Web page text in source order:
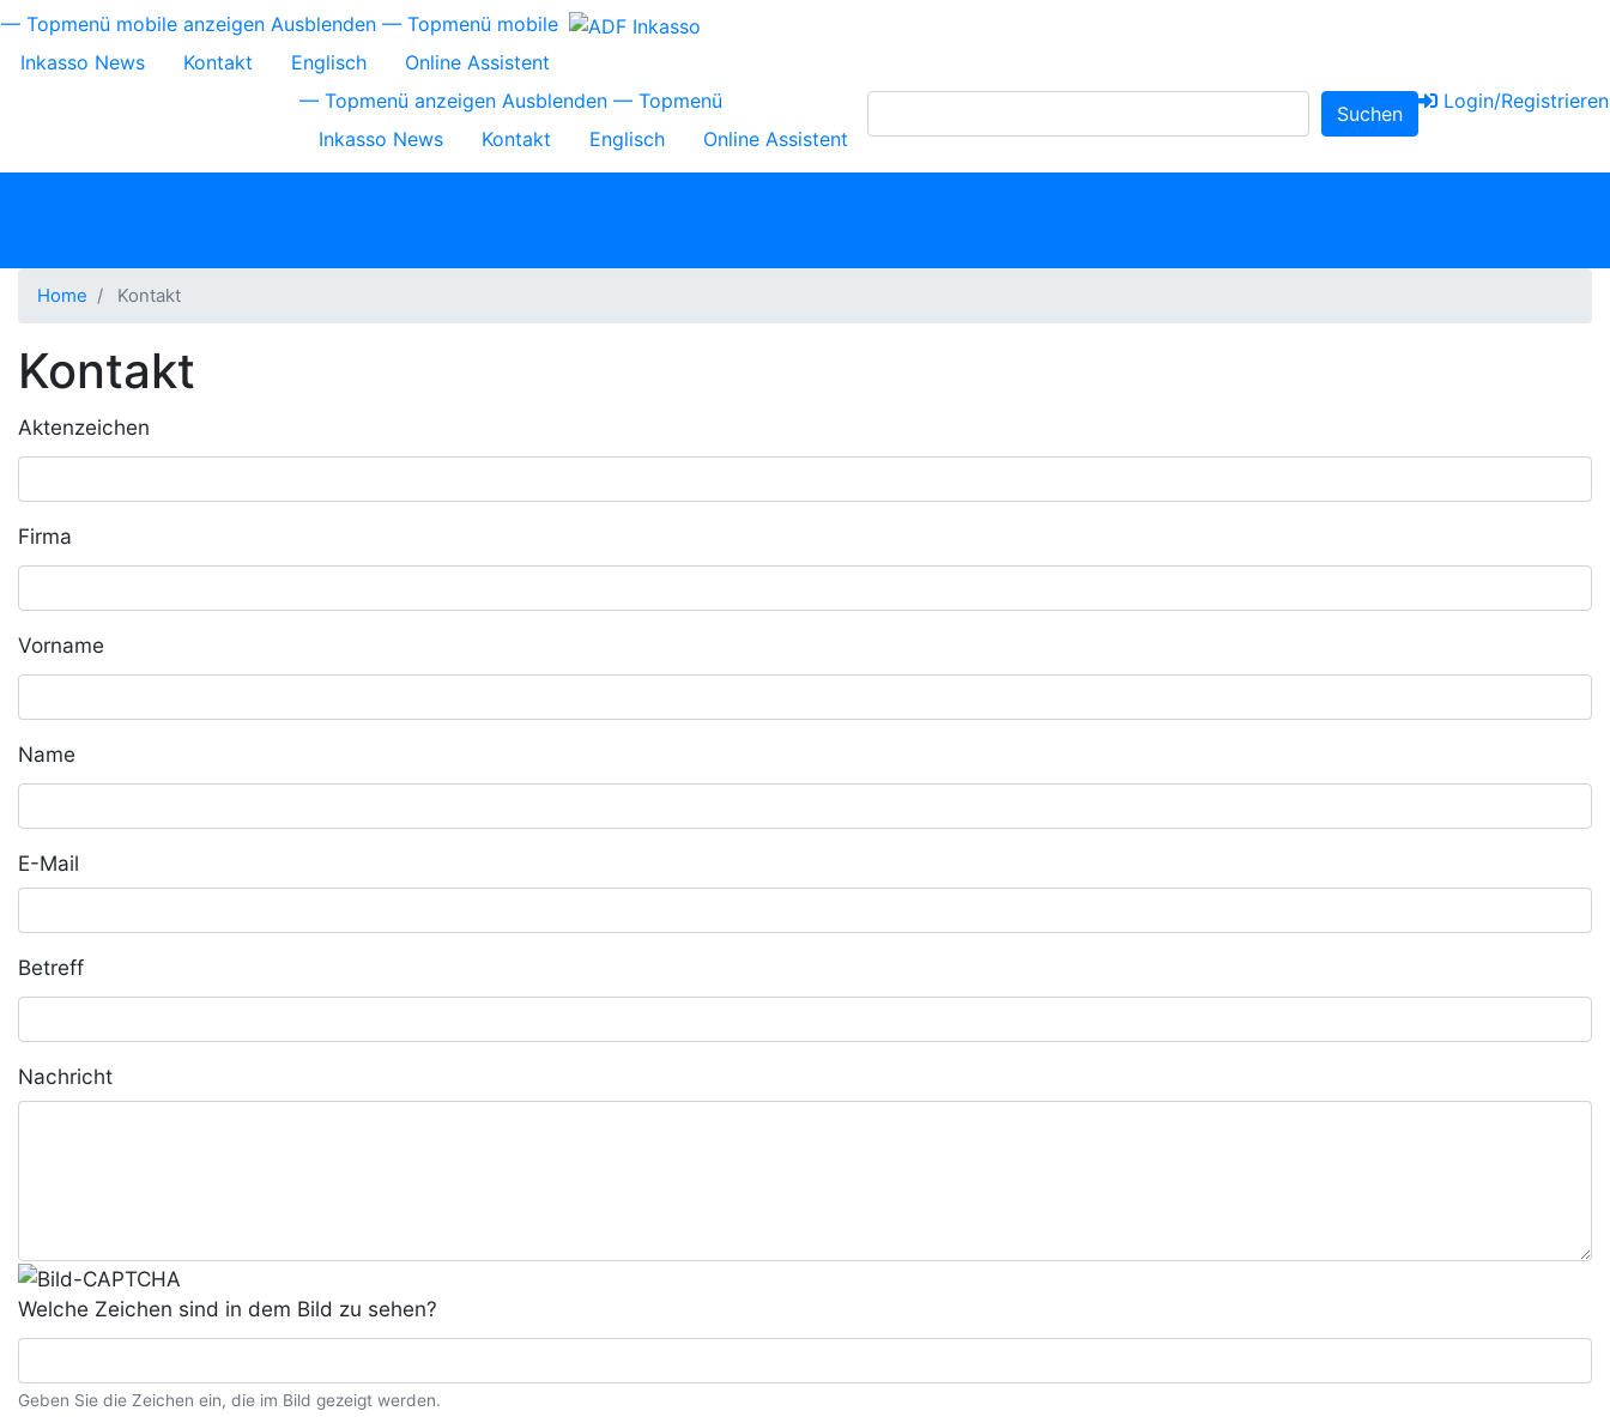
Direkt
Inhalt
Topmenü
mobile
— Topmenü mobile anzeigen Ausblenden — Topmenü mobile
Inkasso News
Kontakt Englisch Online Assistent
Topmenü
— Topmenü anzeigen Ausblenden — Topmenü
Inkasso News
Kontakt Englisch Online Assistent
Suchen
Login/Registrieren
Home Kontakt
Kontakt
Aktenzeichen
Firma
Vorname
Name
E-Mail
Betreff
Nachricht
Welche Zeichen sind in dem Bild zu sehen?
Geben Sie die Zeichen ein, die im Bild gezeigt werden.